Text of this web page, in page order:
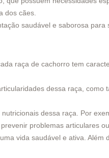
dos cães.
saudável e saborosa para
raça de cachorro tem
dessa raça, como
dessa raça. Por
problemas articulares ou
vida saudável e ativa. Além